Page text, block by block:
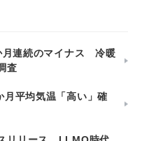
月連続のマイナス 冷暖
査
平均気温「高い」確